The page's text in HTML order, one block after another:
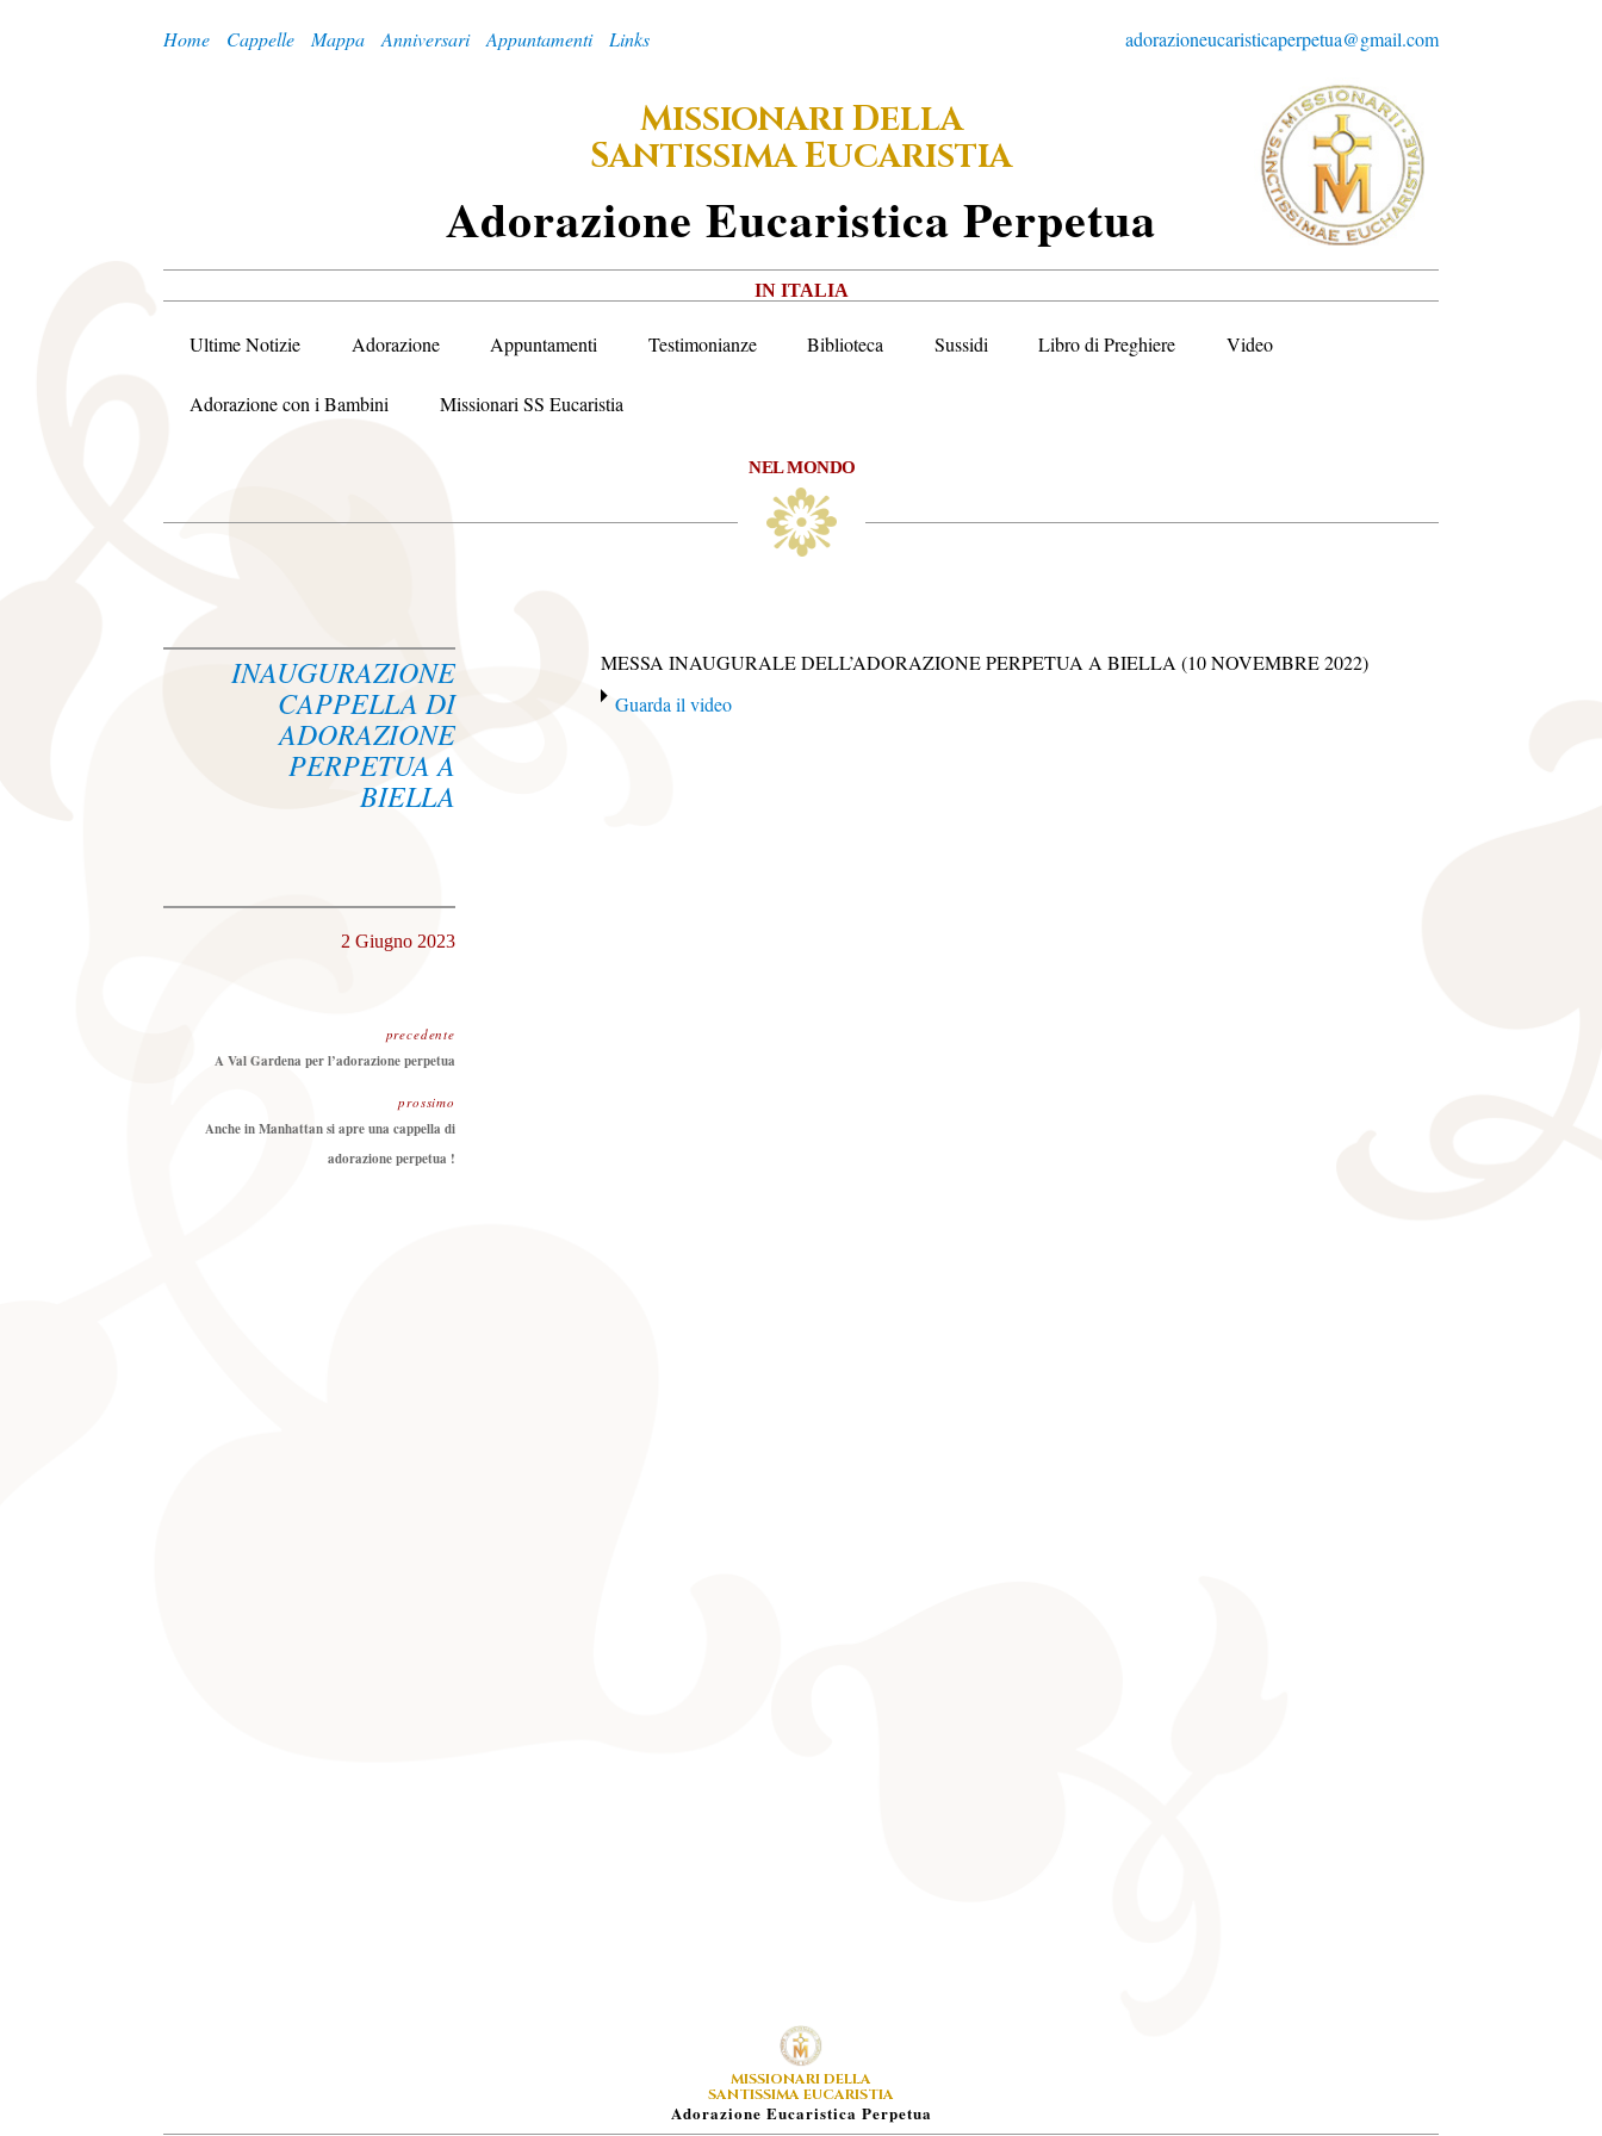
adorazioneucaristicaperpetua@gmail.com
Home Cappelle Mappa Anniversari Appuntamenti Links
MISSIONARIDELLA
SANTISSIMAEUCARISTIA
ADorazione EUcaristica PErpetua
IN ITALIA
Ultime Notizie Adorazione Appuntamenti Testimonianze Biblioteca Sussidi Libro di Preghiere Video
Adorazione con i Bambini Missionari SS Eucaristia
NEL MONDO
INAUGURAZIONE
CAPPELLA DI
ADORAZIONE
PERPETUA A
BIELLA
2 Giugno 2023
precedente
Precedente:A Val Gardena per l’adorazione perpetua
prossimo
ProssimoAnche in Manhattan si apre una cappella di
adorazione perpetua !
MESSA INAUGURALE DELL’ADORAZIONE PERPETUA A BIELLA (10 NOVEMBRE 2022)
Guarda il video
MISSIONARI DELLA
SANTISSIMA EUCARISTIA
ADorazione EUcaristica PErpetua